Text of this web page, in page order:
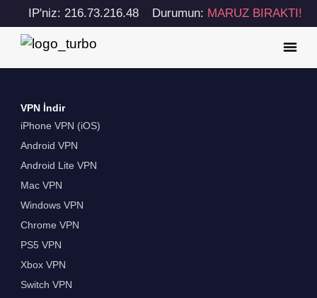
IP'niz: 216.73.216.48 Durumun: MARUZ BIRAKTI!
VPN İndir
iPhone VPN (iOS)
Android VPN
Android Lite VPN
Mac VPN
Windows VPN
Chrome VPN
PS5 VPN
Xbox VPN
Switch VPN